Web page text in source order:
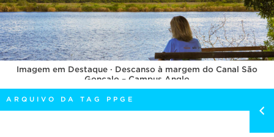
CONCURSOS
EDITAIS
INTERNACIONAL
OUVIDORIA
PORTARIAS
TELEFONES
Imagem em Destaque · Descanso à margem do Canal São
Gonçalo – Campus Anglo
ARQUIVO DA TAG PPGE